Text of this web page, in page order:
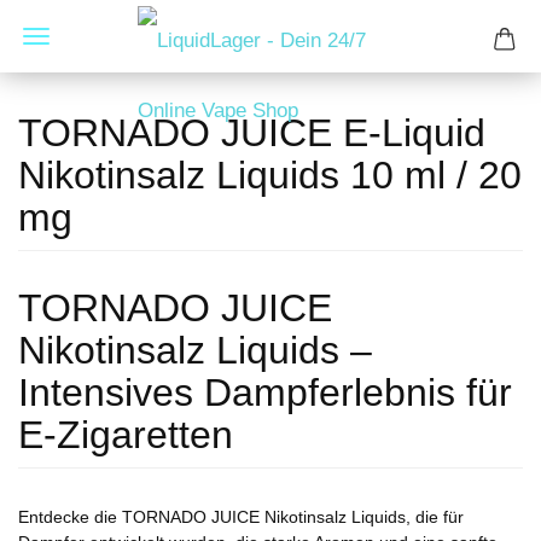
TORNADO JUICE E-Liquid
Nikotinsalz Liquids 10 ml / 20
mg
TORNADO JUICE
Nikotinsalz Liquids –
Intensives Dampferlebnis für
E-Zigaretten
Entdecke die TORNADO JUICE Nikotinsalz Liquids, die für